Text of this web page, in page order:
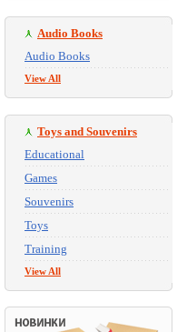
Audio Books
Audio Books
View All
Toys and Souvenirs
Educational
Games
Souvenirs
Toys
Training
View All